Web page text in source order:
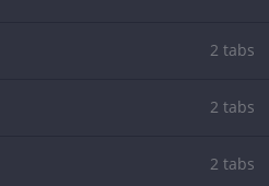
2 tabs
2 tabs
2 tabs